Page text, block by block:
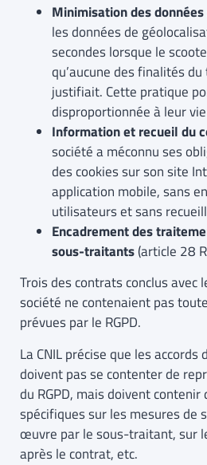
Minimisation des données
les données de
secondes lorsque le
qu’aucune des finalités
justifiait. Cette pratique
disproportionnée à leur
Information et recueil du
société a méconnu ses
des cookies sur son site
application mobile, sans
utilisateurs et sans
Encadrement des
sous-traitants(article 28
Trois des contrats conclus
société ne contenaient pas
prévues par le RGPD.
La CNIL précise que les
doivent pas se contenter de
du RGPD, mais doivent
spécifiques sur les mesures de
œuvre par le sous-traitant, sur
après le contrat, etc.